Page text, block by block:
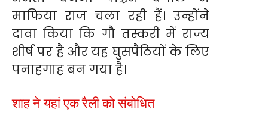
माफिया राज चला रही हैं। उन्होंने
दावा किया कि गौ तस्करी में राज्य
शीर्ष पर है और यह घुसपैठियों के लिए
पनाहगाह बन गया है।
शाह ने यहां एक रैली को संबोधित